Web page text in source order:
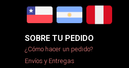
SOBRE TU PEDIDO
¿Cómo hacer un pedido?
Envíos y Entregas